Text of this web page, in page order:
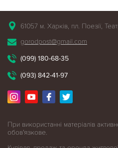
61057 м. Харків, пл. Поезії,
gorodpost@gmail.com
(099) 180-68-35
(093) 842-41-97
При використанні матеріалів
обов'язкове.